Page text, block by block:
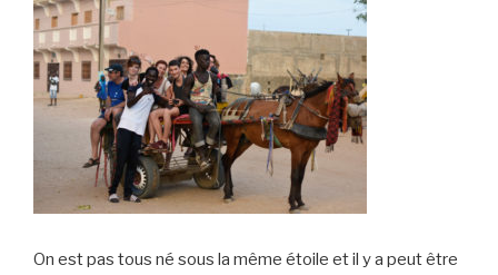
On est pas tous né sous la même étoile et il y a peut être